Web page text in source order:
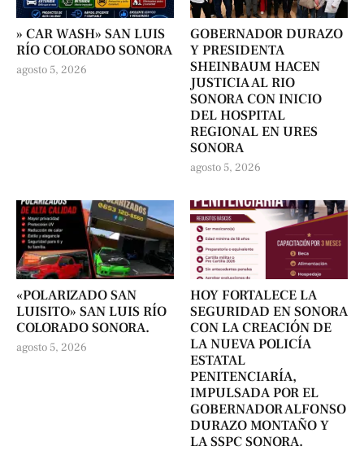
» CAR WASH» SAN LUIS
RÍO COLORADO SONORA
agosto 5, 2026
GOBERNADOR DURAZO
Y PRESIDENTA
SHEINBAUM HACEN
JUSTICIA AL RIO
SONORA CON INICIO
DEL HOSPITAL
REGIONAL EN URES
SONORA
agosto 5, 2026
«POLARIZADO SAN
LUISITO» SAN LUIS RÍO
COLORADO SONORA.
agosto 5, 2026
HOY FORTALECE LA
SEGURIDAD EN SONORA
CON LA CREACIÓN DE
LA NUEVA POLICÍA
ESTATAL
PENITENCIARÍA,
IMPULSADA POR EL
GOBERNADOR ALFONSO
DURAZO MONTAÑO Y
LA SSPC SONORA.